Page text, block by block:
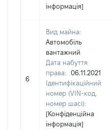
інформація]
6
Вид майна:
Автомобіль
вантажний
Дата набуття
права:
06.11.2021
Ідентифікаційний
номер (VIN-код,
номер шасі):
[Конфіденційна
інформація]